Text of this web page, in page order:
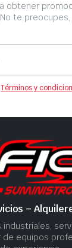
obtener
te
Términos y
–
equipos